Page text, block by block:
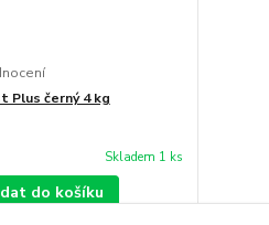
Plus černý 4 kg
Skladem 1 ks
do košíku